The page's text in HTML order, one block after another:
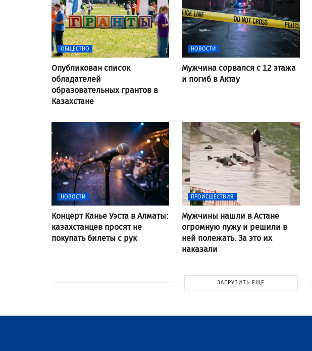
ОБЩЕСТВО
Опубликован список
обладателей
образовательных грантов в
Казахстане
НОВОСТИ
Мужчина сорвался с 12 этажа
и погиб в Актау
НОВОСТИ
Концерт Канье Уэста в Алматы:
казахстанцев просят не
покупать билеты с рук
ПРОИСШЕСТВИЯ
Мужчины нашли в Астане
огромную лужу и решили в
ней полежать. За это их
наказали
ЗАГРУЗИТЬ ЕЩЕ